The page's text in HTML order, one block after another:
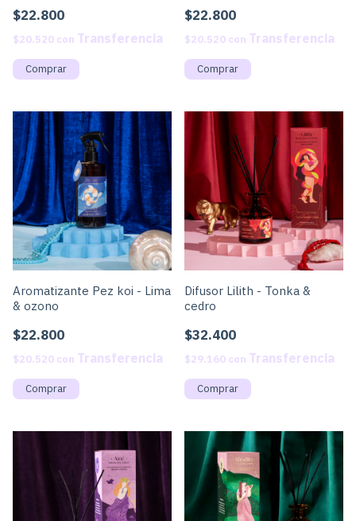
$22.800
$20.520 con
$22.800
$20.520 con
Aromatizante Pez koi - Lima
& ozono
$22.800
$20.520 con
Difusor Lilith - Tonka &
cedro
$32.400
$29.160 con